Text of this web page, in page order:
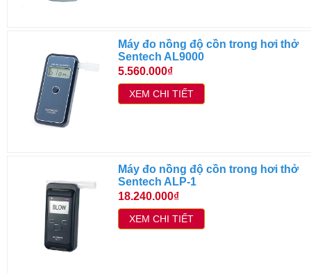
Máy đo nồng độ cồn trong hơi thở
Sentech AL9000
5.560.000₫
XEM CHI TIẾT
Máy đo nồng độ cồn trong hơi thở
Sentech ALP-1
18.240.000₫
XEM CHI TIẾT